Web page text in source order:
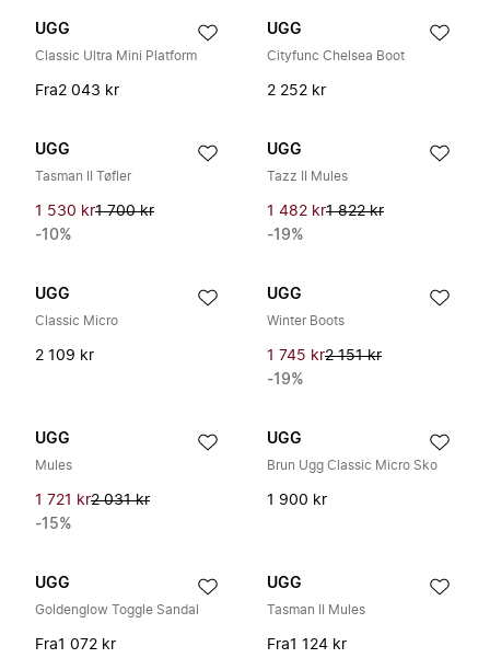
UGG
Classic Ultra Mini Platform
Fra2 043 kr
UGG
Cityfunc Chelsea Boot
2 252 kr
UGG
Tasman II Tøfler
1 530 kr1 700 kr
-10%
UGG
Tazz II Mules
1 482 kr1 822 kr
-19%
UGG
Classic Micro
2 109 kr
UGG
Winter Boots
1 745 kr2 151 kr
-19%
UGG
Mules
1 721 kr2 031 kr
-15%
UGG
Brun Ugg Classic Micro Sko
1 900 kr
UGG
Goldenglow Toggle Sandal
Fra1 072 kr
UGG
Tasman II Mules
Fra1 124 kr